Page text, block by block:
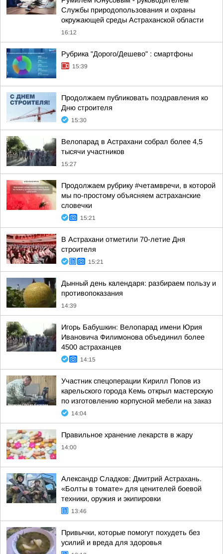
Службы природопользования и охраны
окружающей среды Астраханской области
16:12
Рубрика "Дорого/Дешево" : смартфоны
15:39
Продолжаем публиковать поздравления ко
Дню строителя
15:30
Велопарад в Астрахани собрал более 4,5
тысячи участников
15:27
Продолжаем рубрику #четамвречи, в которой
мы по-простому объясняем астраханские
словечки
15:21
В Астрахани отметили 70-летие Дня
строителя
15:21
Дынный день календаря: разбираем пользу и
противопоказания
14:39
Игорь Бабушкин: Велопарад имени Юрия
Ивановича Филимонова объединил более
4500 астраханцев
14:15
Участник спецоперации Кирилл Попов из
карельского города Кемь открыл мастерскую
по изготовлению корпусной мебели на заказ
14:04
Правильное хранение лекарств в жару
14:00
Александр Сладков: Дмитрий Астрахань.
«Болты в томате» для ценителей боевой
техники, оружия и экипировки
13:46
Привычки, которые помогут похудеть без
усилий и вреда для здоровья